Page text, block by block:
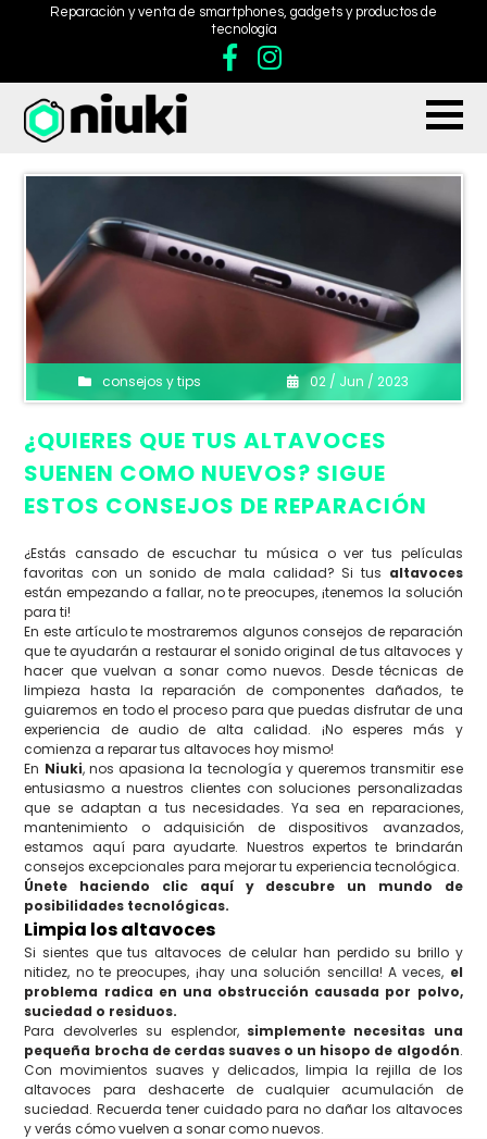
Reparación y venta de smartphones, gadgets y productos de
tecnología
consejos y tips 02 / Jun / 2023
¿QUIERES QUE TUS ALTAVOCES
SUENEN COMO NUEVOS? SIGUE
ESTOS CONSEJOS DE REPARACIÓN
¿Estás cansado de escuchar tu música o ver tus películas
favoritas con un sonido de mala calidad? Si tus altavoces
están empezando a fallar, no te preocupes, ¡tenemos la solución
para ti!
En este artículo te mostraremos algunos consejos de reparación
que te ayudarán a restaurar el sonido original de tus altavoces y
hacer que vuelvan a sonar como nuevos. Desde técnicas de
limpieza hasta la reparación de componentes dañados, te
guiaremos en todo el proceso para que puedas disfrutar de una
experiencia de audio de alta calidad. ¡No esperes más y
comienza a reparar tus altavoces hoy mismo!
En Niuki, nos apasiona la tecnología y queremos transmitir ese
entusiasmo a nuestros clientes con soluciones personalizadas
que se adaptan a tus necesidades. Ya sea en reparaciones,
mantenimiento o adquisición de dispositivos avanzados,
estamos aquí para ayudarte. Nuestros expertos te brindarán
consejos excepcionales para mejorar tu experiencia tecnológica.
Únete haciendo clic aquí y descubre un mundo de
posibilidades tecnológicas.
Limpia los altavoces
Si sientes que tus altavoces de celular han perdido su brillo y
nitidez, no te preocupes, ¡hay una solución sencilla! A veces, el
problema radica en una obstrucción causada por polvo,
suciedad o residuos.
Para devolverles su esplendor, simplemente necesitas una
pequeña brocha de cerdas suaves o un hisopo de algodón.
Con movimientos suaves y delicados, limpia la rejilla de los
altavoces para deshacerte de cualquier acumulación de
suciedad. Recuerda tener cuidado para no dañar los altavoces
y verás cómo vuelven a sonar como nuevos.